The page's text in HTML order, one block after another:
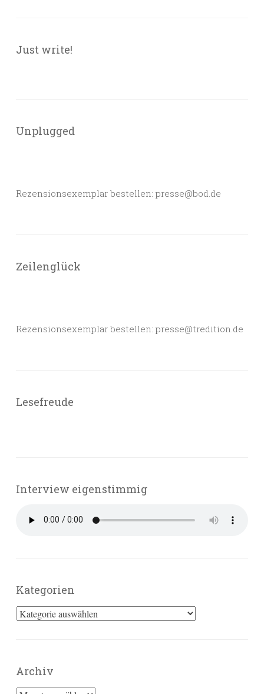
Just write!
Unplugged
Rezensionsexemplar bestellen: presse@bod.de
Zeilenglück
Rezensionsexemplar bestellen: presse@tredition.de
Lesefreude
Interview eigenstimmig
Kategorien
Kategorien
Archiv